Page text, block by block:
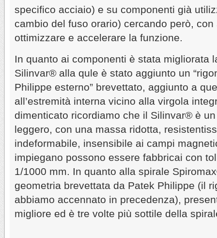
specifico acciaio) e su componenti già
cambio del fuso orario) cercando però,
ottimizzare e accelerare la funzione.
In quanto ai componenti è stata migliorata
Silinvar® alla qule è stato aggiunto un
Philippe esterno” brevettato, aggiunto a
all’estremità interna vicino alla virgola
dimenticato ricordiamo che il Silinvar® è
leggero, con una massa ridotta,
indeformabile, insensibile ai campi
impiegano possono essere fabbricai con
1/1000 mm. In quanto alla spirale
geometria brevettata da Patek Philippe (il
abbiamo accennato in precedenza),
migliore ed è tre volte più sottile della